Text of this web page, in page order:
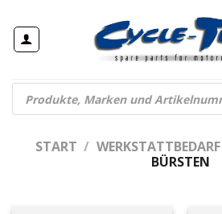
Inhalt
springen
Products
search
START / WERKSTATTBEDARF
BÜRSTEN